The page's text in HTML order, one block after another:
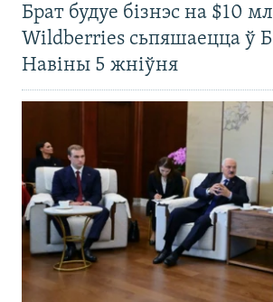
Брат будуе бізнэс на $10
Wildberries сьпяшаецца ў
Навіны 5 жніўня